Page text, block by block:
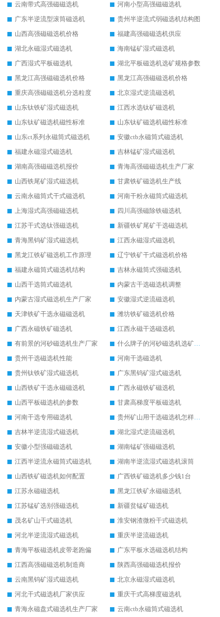
云南带式高强磁磁选机
河南小型高强磁磁选机
广东半逆流型滚筒磁选机
贵州半逆流式弱磁选机结构图
山西高强磁磁选机价格
福建高强磁磁选机供应
湖北永磁湿式磁选机
海南锰矿湿式磁选机
广西湿式平板磁选机
湖北平板磁选机选矿规格参数
黑龙江高强磁磁选机价格
黑龙江高强磁磁选机价格
重庆高强磁磁选机分选粒度
北京湿式逆流磁选机
山东钛铁矿湿式磁选机
江西水选钛矿磁选机
山东钛矿磁选机磁性标准
山东钛矿磁选机磁性标准
山东ct系列永磁筒式磁选机
安徽ctb永磁筒式磁选机
福建永磁湿式磁选机
吉林锰矿湿式磁选机
湖南高强磁磁选机报价
青海高强磁磁选机生产厂家
山西铁尾矿湿式磁选机
甘肃铁矿磁选机生产线
云南永磁筒式干式磁选机
河南干粉永磁筒式磁选机
上海湿式高强磁磁选机
四川高强磁除铁磁选机
江苏干式选钛强磁选机
新疆铁矿尾矿干选磁选机
青海黑钨矿湿式磁选机
江西永磁湿式磁选机
黑龙江铁矿磁选机工作原理
辽宁铁矿干式磁选机价格
福建永磁筒式磁选机结构
吉林永磁筒式强磁选机
山西干选筒式磁选机
内蒙古干选磁选机调整
内蒙古湿式磁选机生产厂家
安徽湿式逆流磁选机
天津铁矿干选永磁磁选机
潍坊铁矿磁选机价格
广西永磁铁矿磁选机
江西永磁干选磁选机
有前景的河砂磁选机生产厂家
什么牌子的河砂磁选机选矿效果好
贵州干选磁选机性能
河南干选磁选机
贵州钛铁矿湿式磁选机
广东黑钨矿湿式磁选机
山西铁矿干选永磁磁选机
广西永磁铁矿磁选机
山西平板磁选机的参数
甘肃高梯度平板磁选机
河南干选专用磁选机
贵州矿山用干选磁选机怎样调磁
吉林半逆流湿式磁选机
湖北湿式逆流磁选机
安徽小型强磁磁选机
湖南锰矿强磁磁选机
江西半逆流永磁筒式磁选机
湖南半逆流湿式磁选机滚筒
山西铁矿磁选机如何配置
广西铁矿磁选机多少钱1台
江苏永磁磁选机
黑龙江铁矿永磁磁选机
江苏锰矿选别强磁选机
新疆贫锰矿磁选机
茂名矿山干式磁选机
淮安钢渣微粉干式磁选机
河北半逆流湿式磁选机
重庆半逆流磁选机
青海平板磁选机皮带老跑偏
广东平板水选磁选机结构
江西高强磁磁选机制造商
陕西高强磁磁选机报价
云南黑钨矿湿式磁选机
北京永磁湿式磁选机
河北干式磁选机厂家供应
重庆干式高梯度磁选机
青海永磁盘式磁选机生产厂家
云南ctb永磁筒式磁选机